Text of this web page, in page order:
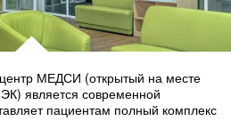
центр МЕДСИ (открытый на месте
является современной
пациентам полный комплекс